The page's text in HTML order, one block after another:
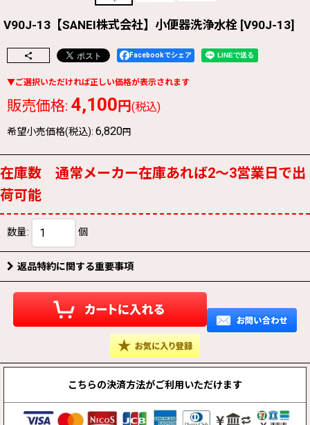
V90J-13【SANEI株式会社】小便器洗浄水栓 [V90J-13]
Facebookでシェア
販売価格: 4,100円(税込)
希望小売価格(税込): 6,820円
在庫数 通常メーカー在庫あれば2〜3営業日で出
荷可能
数量: 個
返品特約に関する重要事項
こちらの決済方法がご利用いただけます